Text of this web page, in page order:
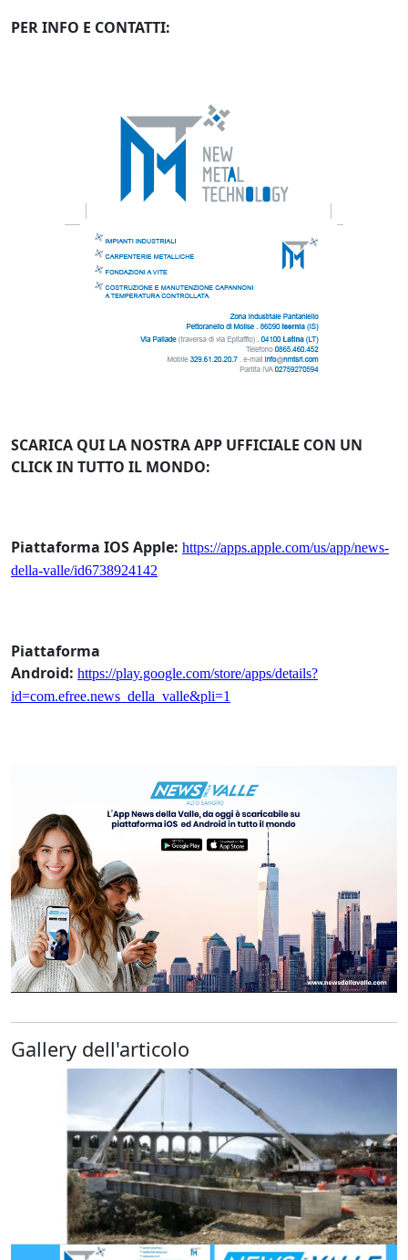
PER INFO E CONTATTI:
SCARICA QUI LA NOSTRA APP UFFICIALE CON UN
CLICK IN TUTTO IL MONDO:
Piattaforma IOS Apple: https://apps.apple.com/us/app/news-
della-valle/id6738924142
Piattaforma
Android: https://play.google.com/store/apps/details?
id=com.efree.news_della_valle&pli=1
Gallery dell'articolo